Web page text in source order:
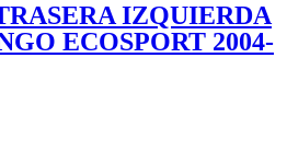
IZQUIERDA
ECOSPORT 2004-